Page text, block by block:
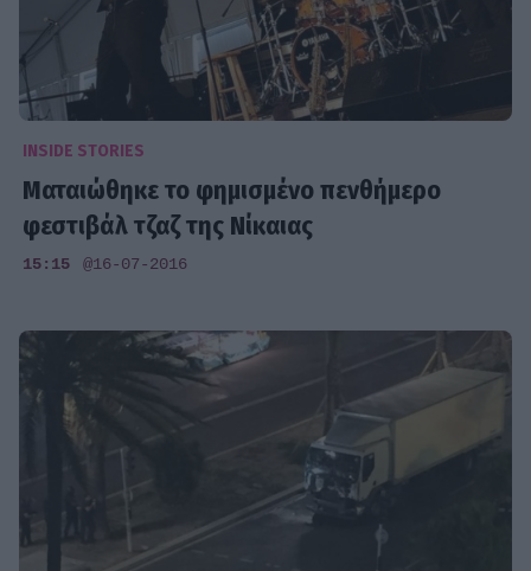
INSIDE STORIES
Ματαιώθηκε το φημισμένο πενθήμερο
φεστιβάλ τζαζ της Νίκαιας
15:15 @16-07-2016